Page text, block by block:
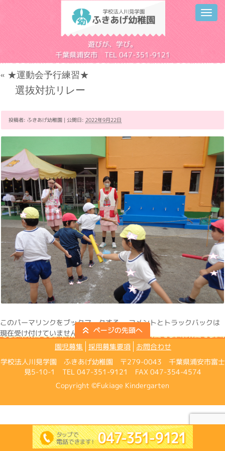
遊びが、学び。
千葉県浦安市 TEL 047-351-9121
« ★運動会予行練習★
選抜対抗リレー
投稿者: ふきあげ幼稚園 | 公開日: 2022年9月22日
このパーマリンクをブックマークする。 コメントとトラックバックは
現在受け付けていません。
園児募集
採用募集要項
お問合わせ
学校法人川見学園 ふきあげ幼稚園 〒279-0043 千葉県浦安市富士
見5-10-1 TEL 047-351-9121 FAX 047-354-4574
Copyright ©Fukiage Kindergarten